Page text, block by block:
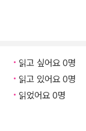
읽고 싶어요 0명
읽고 있어요 0명
읽었어요 0명